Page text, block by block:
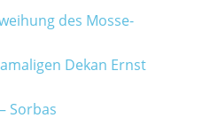
des Mosse-
Dekan Ernst
Sorbas